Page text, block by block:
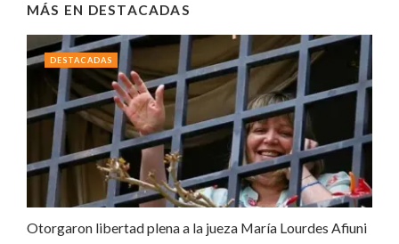
MÁS EN DESTACADAS
Otorgaron libertad plena a la jueza María Lourdes Afiuni
DESTACADAS